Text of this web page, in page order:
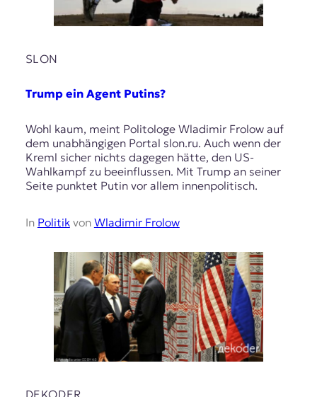
SLON
Trump ein Agent Putins?
Wohl kaum, meint Politologe Wladimir Frolow auf
dem unabhängigen Portal slon.ru. Auch wenn der
Kreml sicher nichts dagegen hätte, den US-
Wahlkampf zu beeinflussen. Mit Trump an seiner
Seite punktet Putin vor allem innenpolitisch.
In Politikvon Wladimir Frolow
DEKODER